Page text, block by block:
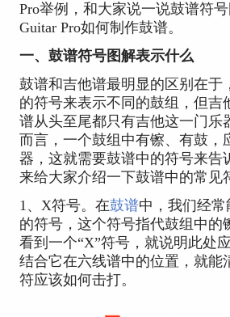
Pro举例，和大家说一说鼓谱符
Guitar Pro如何制作鼓谱。
一、鼓谱符号图解表示什么
鼓谱和吉他谱最明显的区别在于
的符号来表示不同的鼓组，但吉
谱从头至尾都只有吉他这一门乐
而言，一个鼓组中有镲、有鼓，
器，这就需要鼓谱中的符号来告
来给大家介绍一下鼓谱中的常见
1、X符号。在鼓谱中，我们经常
的符号，这个符号指代鼓组中的
看到一个“X”符号，就说明此处
结合它在六线谱中的位置，就能
符应该如何击打。